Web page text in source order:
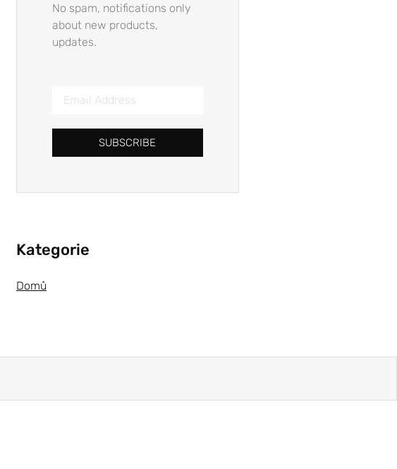
No spam, notifications only
about new products,
updates.
SUBSCRIBE
Kategorie
Domů